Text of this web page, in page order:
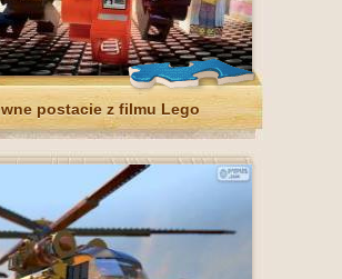
postacie z filmu Lego